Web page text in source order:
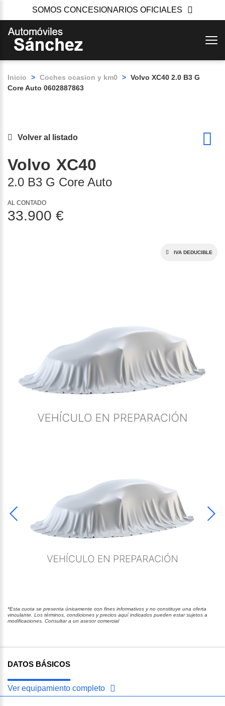
SOMOS CONCESIONARIOS OFICIALES
Inicio > Coches ocasion y km0 > Volvo XC40 2.0 B3 G
Core Auto 0602887863
Volver al listado
Volvo XC40
2.0 B3 G Core Auto
AL CONTADO
33.900 €
IVA DEDUCIBLE
*Esta cuota se presenta únicamente con fines informativos y no constituye una oferta
vinculante. Los términos, condiciones y precios aquí indicados pueden estar sujetos a
modificaciones. Consultar a un asesor comercial
DATOS BÁSICOS
Ver equipamiento completo